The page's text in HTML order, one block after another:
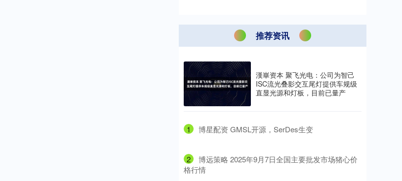
推荐资讯
漢崋资本 聚飞光电：公司为智己
ISC流光叠影交互尾灯提供车规级
直显光源和灯板，目前已量产
1 ​博星配资 GMSL开源，SerDes生变
2
​博远策略 2025年9月7日全国主要批发市场猪心价
格行情